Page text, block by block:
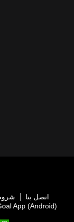
اتصل بنا
App (Android)